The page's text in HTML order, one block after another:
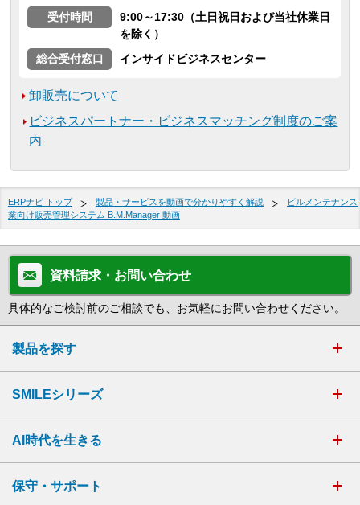
受付時間
9:00～17:30（土日祝日および当社休業日
を除く）
総合受付窓口
インサイドビジネスセンター
卸販売について
ビジネスパートナー・ビジネスマッチング制度のご案
内
ERPナビ トップ 製品・サービスを動画で分かりやすく解説
ビルメンテナンス
業向け販売管理システム B.M.Manager 動画
資料請求・お問い合わせ
具体的なご検討前のご相談でも、お気軽にお問い合わせください。
製品を探す
SMILEシリーズ
AI時代を生きる
保守・サポート